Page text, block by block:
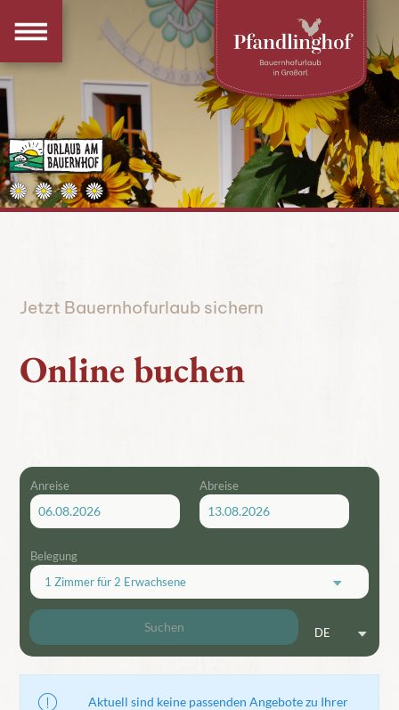
Jetzt Bauernhofurlaub sichern
Online buchen
Anreise Abreise
Belegung
1 Zimmerfür2 Erwachsene
Suchen DE
Aktuell sind keine passenden Angebote zu Ihrer